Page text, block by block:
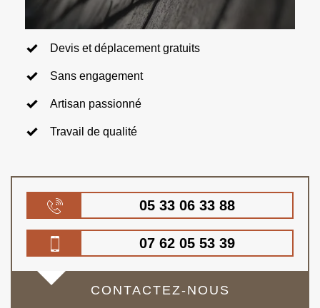
Devis et déplacement gratuits
Sans engagement
Artisan passionné
Travail de qualité
05 33 06 33 88
07 62 05 53 39
CONTACTEZ-NOUS